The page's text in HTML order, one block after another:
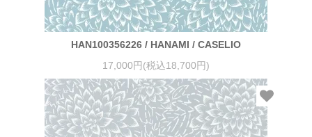
HAN100356226 / HANAMI / CASELIO
17,000円(税込18,700円)